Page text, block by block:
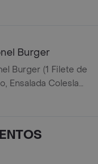
y mantequilla)
Burger
Burger (1 Filete de